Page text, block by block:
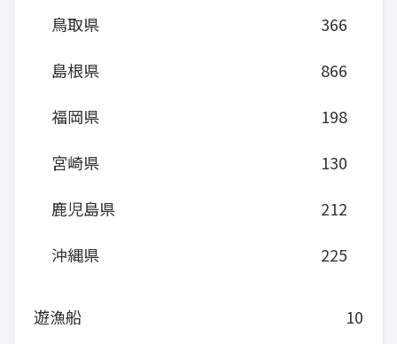
鳥取県
366
島根県
866
福岡県
198
宮崎県
130
鹿児島県
212
沖縄県
225
遊漁船
10